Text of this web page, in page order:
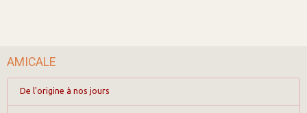
AMICALE
De l'origine à nos jours